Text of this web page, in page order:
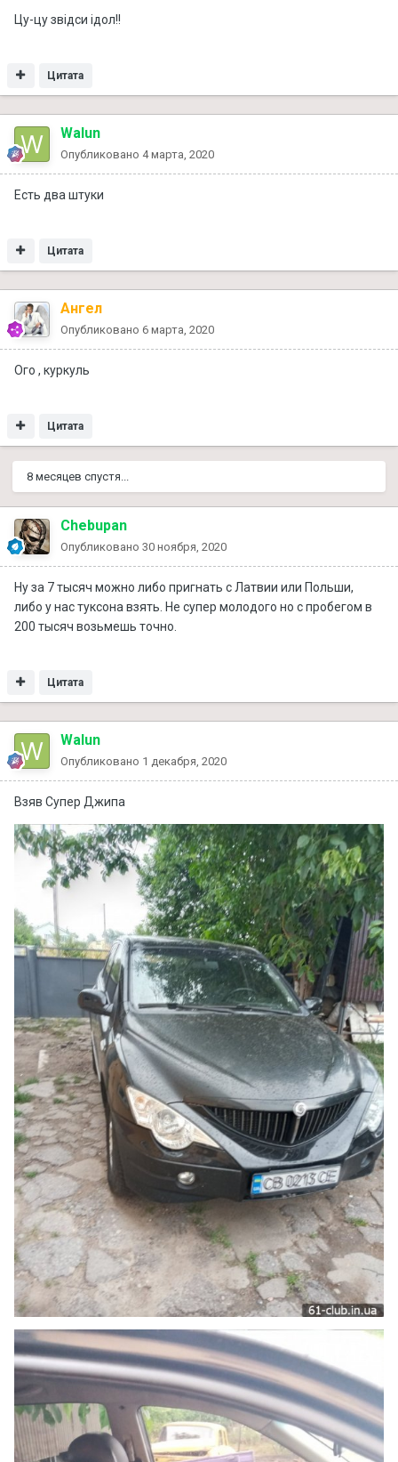
Цу-цу звідси ідол!!
Цитата
Walun
Опубликовано 4 марта, 2020
Есть два штуки
Цитата
Ангел
Опубликовано 6 марта, 2020
Ого , куркуль
Цитата
8 месяцев спустя...
Chebupan
Опубликовано 30 ноября, 2020
Ну за 7 тысяч можно либо пригнать с Латвии или Польши,
либо у нас туксона взять. Не супер молодого но с пробегом в
200 тысяч возьмешь точно.
Цитата
Walun
Опубликовано 1 декабря, 2020
Взяв Супер Джипа